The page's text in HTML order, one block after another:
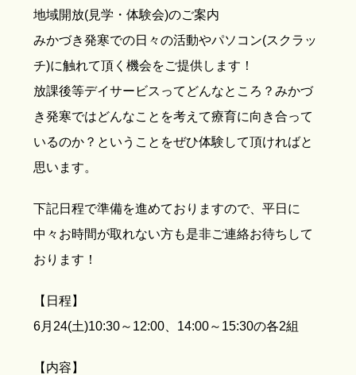
地域開放(見学・体験会)のご案内
みかづき発寒での日々の活動やパソコン(スクラッ
チ)に触れて頂く機会をご提供します！
放課後等デイサービスってどんなところ？みかづ
き発寒ではどんなことを考えて療育に向き合って
いるのか？ということをぜひ体験して頂ければと
思います。
下記日程で準備を進めておりますので、平日に
中々お時間が取れない方も是非ご連絡お待ちして
おります！
【日程】
6月24(土)10:30～12:00、14:00～15:30の各2組
【内容】